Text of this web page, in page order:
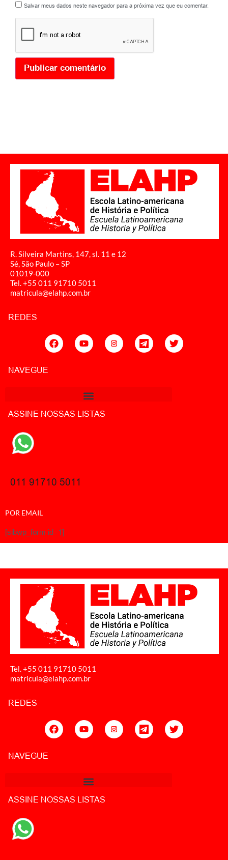
Salvar meus dados neste navegador para a próxima vez que eu comentar.
R. Silveira Martins, 147, sl. 11 e 12
Sé, São Paulo – SP
01019-000
Tel. +55 011 91710 5011
matricula@elahp.com.br
REDES
NAVEGUE
ASSINE NOSSAS LISTAS
011 91710 5011
POR EMAIL
[sibwp_form id=1]
Tel. +55 011 91710 5011
matricula@elahp.com.br
REDES
NAVEGUE
ASSINE NOSSAS LISTAS